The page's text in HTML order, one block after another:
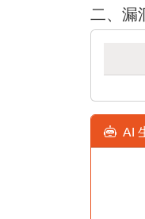
二、漏
AI